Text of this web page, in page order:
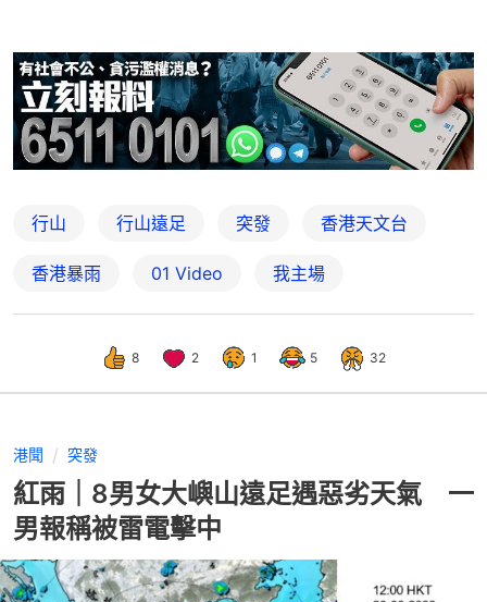
行山 行山遠足 突發 香港天文台
香港暴雨 01 Video 我主場
8 2 1 5 32
港聞 突發
紅雨｜8男女大嶼山遠足遇惡劣天氣 一
男報稱被雷電擊中